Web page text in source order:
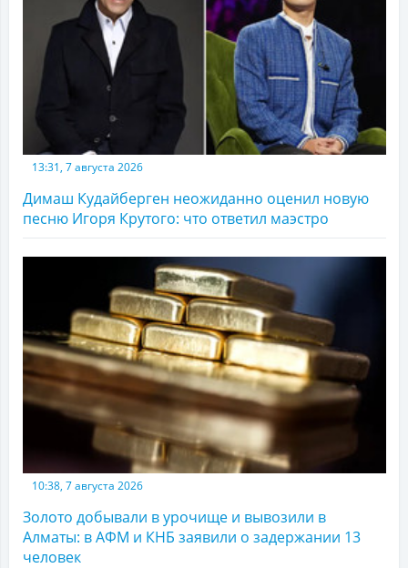
13:31, 7 августа 2026
Димаш Кудайберген неожиданно оценил новую
песню Игоря Крутого: что ответил маэстро
10:38, 7 августа 2026
Золото добывали в урочище и вывозили в
Алматы: в АФМ и КНБ заявили о задержании 13
человек